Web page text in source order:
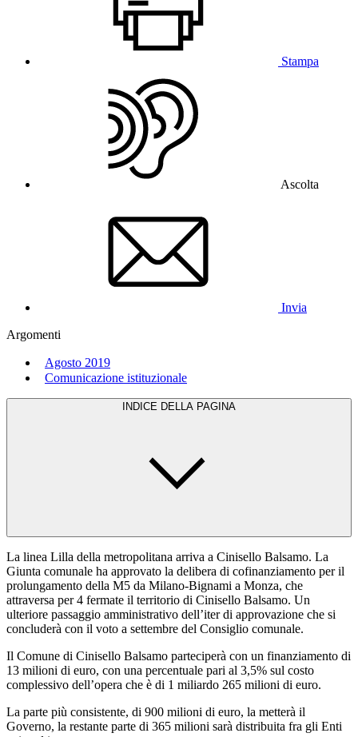
Stampa
Ascolta
Invia
Argomenti
Agosto 2019
Comunicazione istituzionale
INDICE DELLA PAGINA
La linea Lilla della metropolitana arriva a Cinisello Balsamo. La
Giunta comunale ha approvato la delibera di cofinanziamento per il
prolungamento della M5 da Milano-Bignami a Monza, che
attraversa per 4 fermate il territorio di Cinisello Balsamo. Un
ulteriore passaggio amministrativo dell’iter di approvazione che si
concluderà con il voto a settembre del Consiglio comunale.
Il Comune di Cinisello Balsamo parteciperà con un finanziamento di
13 milioni di euro, con una percentuale pari al 3,5% sul costo
complessivo dell’opera che è di 1 miliardo 265 milioni di euro.
La parte più consistente, di 900 milioni di euro, la metterà il
Governo, la restante parte di 365 milioni sarà distribuita fra gli Enti